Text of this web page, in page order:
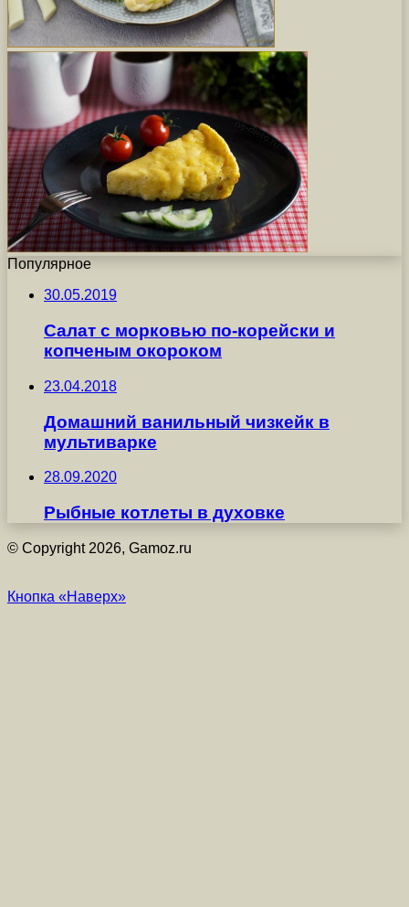
Популярное
30.05.2019
Салат с морковью по-корейски и
копченым окороком
23.04.2018
Домашний ванильный чизкейк в
мультиварке
28.09.2020
Рыбные котлеты в духовке
© Copyright 2026, Gamoz.ru
Кнопка «Наверх»